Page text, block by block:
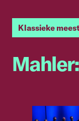
Klassieke